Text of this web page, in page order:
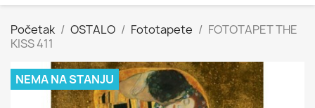
Početak OSTALO Fototapete
FOTOTAPET THE
KISS 411
NEMA NA STANJU